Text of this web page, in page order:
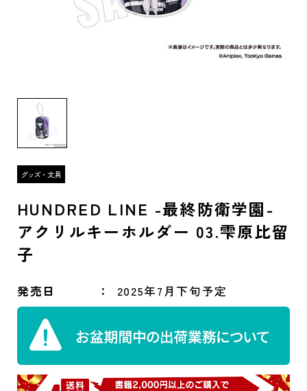
HUNDRED LINE -最終防衛学園-
アクリルキーホルダー 03.雫原比留
子
発売日 2025年7月下旬予定